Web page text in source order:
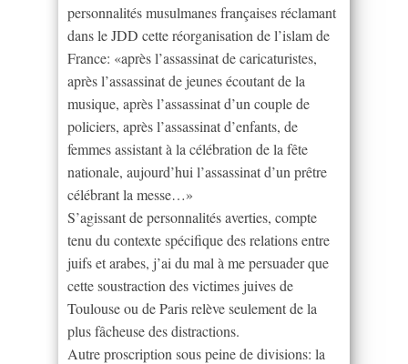
personnalités musulmanes françaises réclamant
dans le JDD cette réorganisation de l’islam de
France: «après l’assassinat de caricaturistes,
après l’assassinat de jeunes écoutant de la
musique, après l’assassinat d’un couple de
policiers, après l’assassinat d’enfants, de
femmes assistant à la célébration de la fête
nationale, aujourd’hui l’assassinat d’un prêtre
célébrant la messe…»
S’agissant de personnalités averties, compte
tenu du contexte spécifique des relations entre
juifs et arabes, j’ai du mal à me persuader que
cette soustraction des victimes juives de
Toulouse ou de Paris relève seulement de la
plus fâcheuse des distractions.
Autre proscription sous peine de divisions: la